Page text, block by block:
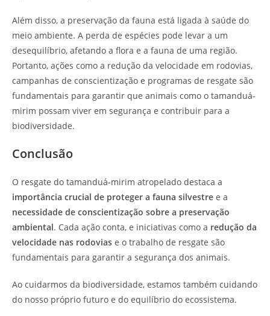
Além disso, a preservação da fauna está ligada à saúde do
meio ambiente. A perda de espécies pode levar a um
desequilíbrio, afetando a flora e a fauna de uma região.
Portanto, ações como a redução da velocidade em rodovias,
campanhas de conscientização e programas de resgate são
fundamentais para garantir que animais como o tamanduá-
mirim possam viver em segurança e contribuir para a
biodiversidade.
Conclusão
O resgate do tamanduá-mirim atropelado destaca a
importância crucial de proteger a fauna silvestre e a
necessidade de conscientização sobre a preservação
ambiental. Cada ação conta, e iniciativas como a redução da
velocidade nas rodovias e o trabalho de resgate são
fundamentais para garantir a segurança dos animais.
Ao cuidarmos da biodiversidade, estamos também cuidando
do nosso próprio futuro e do equilíbrio do ecossistema.